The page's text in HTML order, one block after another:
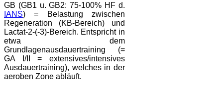
GB (GB1 u. GB2: 75-100% HF d.
IANS) = Belastung zwischen
Regeneration (KB-Bereich) und
Lactat-2-(-3)-Bereich. Entspricht in
etwa dem
Grundlagenausdauertraining (=
GA I/II = extensives/intensives
Ausdauertraining), welches in der
aeroben Zone abläuft.